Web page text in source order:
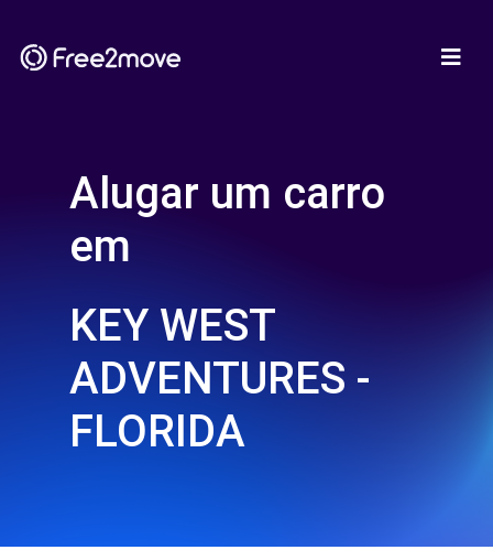
Alugar um carro
em
KEY WEST
ADVENTURES -
FLORIDA